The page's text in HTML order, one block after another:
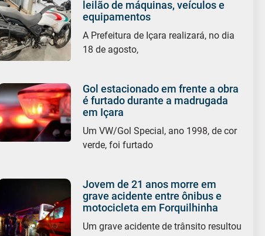
leilão de máquinas, veículos e
equipamentos
A Prefeitura de Içara realizará, no dia
18 de agosto,
Gol estacionado em frente a obra
é furtado durante a madrugada
em Içara
Um VW/Gol Special, ano 1998, de cor
verde, foi furtado
Jovem de 21 anos morre em
grave acidente entre ônibus e
motocicleta em Forquilhinha
Um grave acidente de trânsito resultou